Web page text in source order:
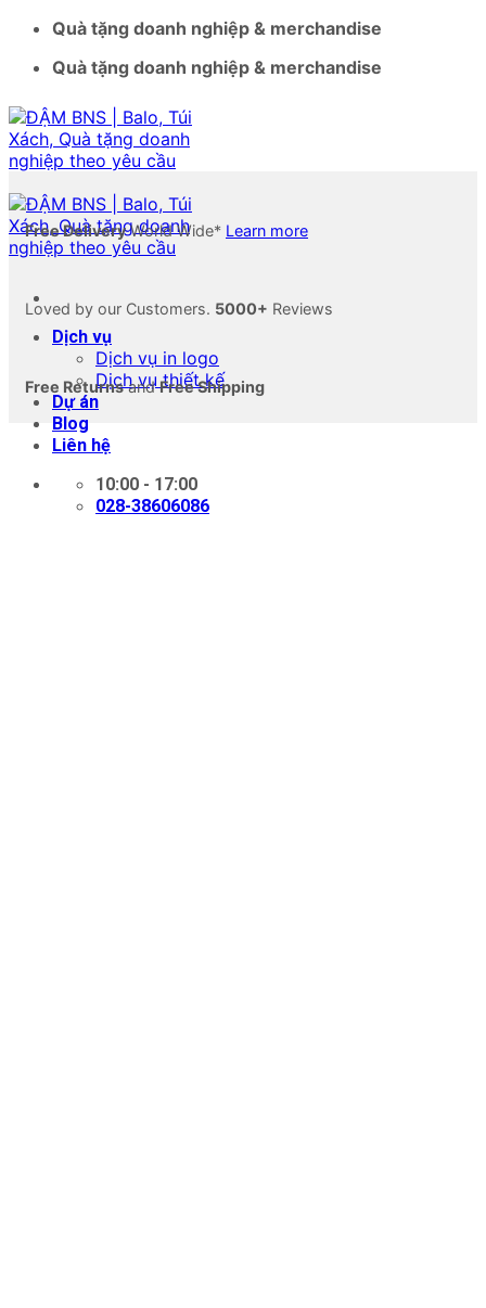
Quà tặng doanh nghiệp & merchandise
Quà tặng doanh nghiệp & merchandise
Dịch vụ
Dịch vụ in logo
Dịch vụ thiết kế
Dự án
Blog
Liên hệ
10:00 - 17:00
028-38606086
Free DeliveryWorld Wide* Learn more
Loved by our Customers. 5000+ Reviews
Free ReturnsandFree Shipping